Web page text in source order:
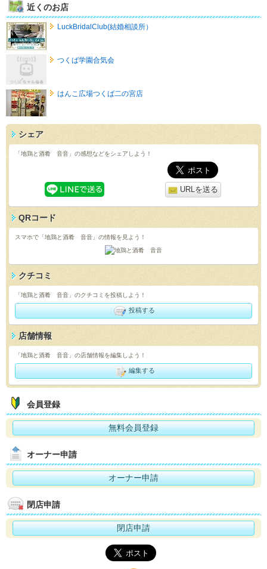
近くのお店
LuckBridalClub(結婚相談所）
つくば学園合気会
はんこ広場つくば二の宮店
シェア
「地鶏と酒肴 音音」の感想などをシェアしよう！
URLを送る
QRコード
スマホで「地鶏と酒肴 音音」の情報を見よう！
クチコミ
「地鶏と酒肴 音音」のクチコミを投稿しよう！
投稿する
店舗情報
「地鶏と酒肴 音音」の店舗情報を編集しよう！
編集する
会員登録
無料会員登録
オーナー申請
オーナー申請
閉店申請
閉店申請